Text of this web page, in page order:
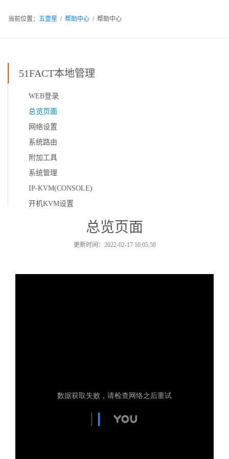
当前位置： 五壹星 / 帮助中心 / 帮助中心
51FACT本地管理
WEB登录
总览页面
网络设置
系统路由
附加工具
系统管理
IP-KVM(CONSOLE)
开机KVM设置
总览页面
更新时间：2022-02-17 10:05:58